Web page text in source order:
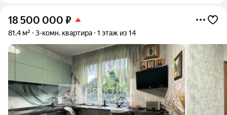
18 500 000 ₽
81,4 м² 3-комн. квартира 1 этаж из 14